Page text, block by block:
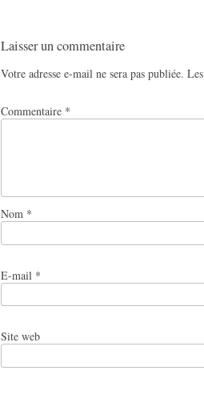
Laisser un commentaire
Votre adresse e-mail ne sera pas publiée.
Commentaire *
Nom *
E-mail *
Site web